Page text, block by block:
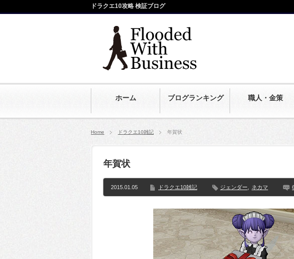
ホーム ブログランキング 職人・金策
ドラクエ10攻略 検証ブログ
Home ドラクエ10雑記 年賀状
年賀状
2015.01.05 ドラクエ10雑記 ジェンダー ネカマ